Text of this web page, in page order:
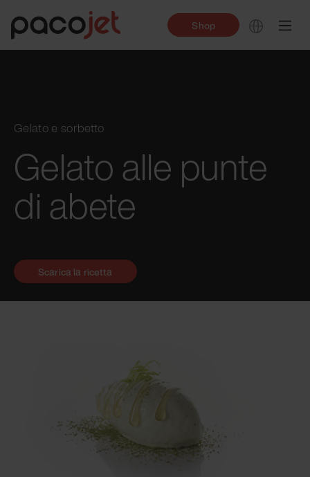
Shop
Gelato e sorbetto
Gelato alle punte
di abete
Scarica la ricetta